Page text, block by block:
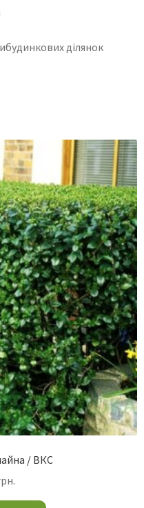
ділянок
/ ВКС